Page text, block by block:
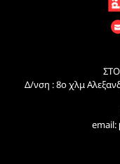
Δ/νση : 8ο χλμ
email: